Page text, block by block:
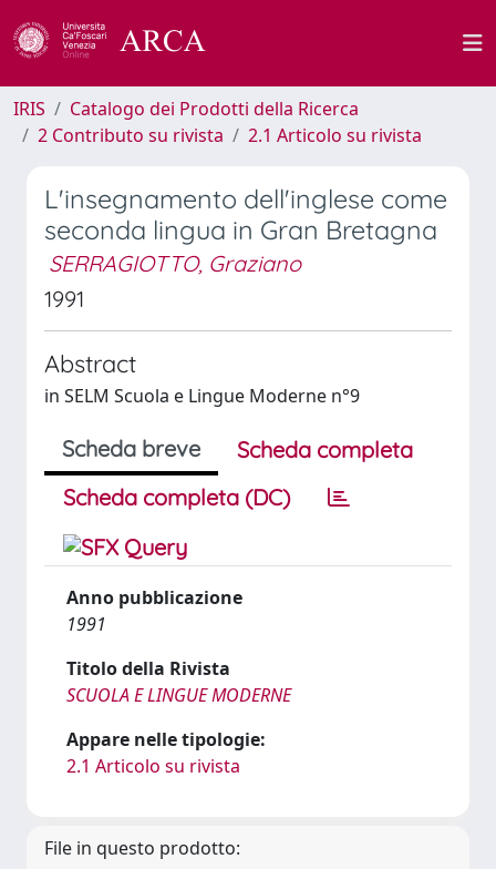
IRIS
Catalogo dei Prodotti della Ricerca
2 Contributo su rivista
2.1 Articolo su rivista
L'insegnamento dell'inglese come
seconda lingua in Gran Bretagna
SERRAGIOTTO, Graziano
1991
Abstract
in SELM Scuola e Lingue Moderne n°9
Scheda breve
Scheda completa
Scheda completa (DC)
Anno pubblicazione
1991
Titolo della Rivista
SCUOLA E LINGUE MODERNE
Appare nelle tipologie:
2.1 Articolo su rivista
File in questo prodotto: